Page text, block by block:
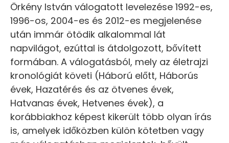
Örkény István válogatott levelezése 1992-es,
1996-os, 2004-es és 2012-es megjelenése
után immár ötödik alkalommal lát
napvilágot, ezúttal is átdolgozott, bővített
formában. A válogatásból, mely az életrajzi
kronológiát követi (Háború előtt, Háborús
évek, Hazatérés és az ötvenes évek,
Hatvanas évek, Hetvenes évek), a
korábbiakhoz képest kikerült több olyan írás
is, amelyek időközben külön kötetben vagy